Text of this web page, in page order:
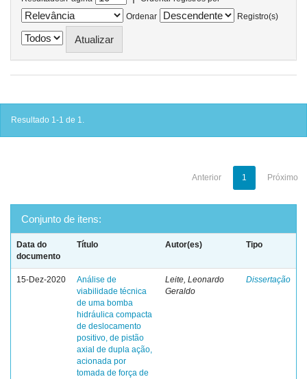
Ordenar
Registro(s)
Resultado 1-1 de 1.
Anterior 1 Próximo
Conjunto de itens:
Data do
documento
Título Autor(es) Tipo
15-Dez-2020
Análise de
viabilidade técnica
de uma bomba
hidráulica compacta
de deslocamento
positivo, de pistão
axial de dupla ação,
acionada por
tomada de força de
Leite, Leonardo
Geraldo
Dissertação